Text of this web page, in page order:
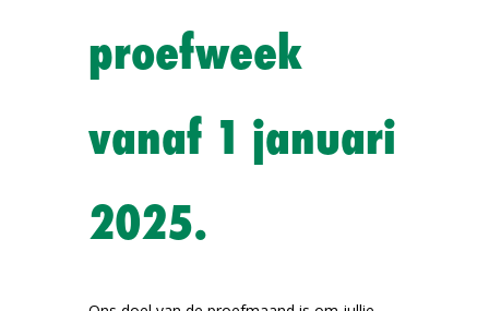
proefweek
vanaf 1 januari
2025.